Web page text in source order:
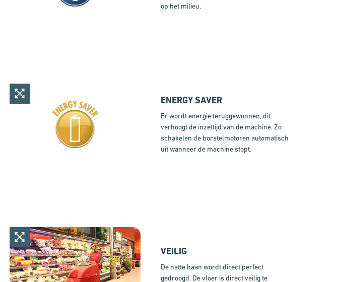
op het milieu.
ENERGY SAVER
Er wordt energie teruggewonnen, dit
verhoogt de inzettijd van de machine. Zo
schakelen de borstelmotoren automatisch
uit wanneer de machine stopt.
VEILIG
De natte baan wordt direct perfect
gedroogd. De vloer is direct veilig te